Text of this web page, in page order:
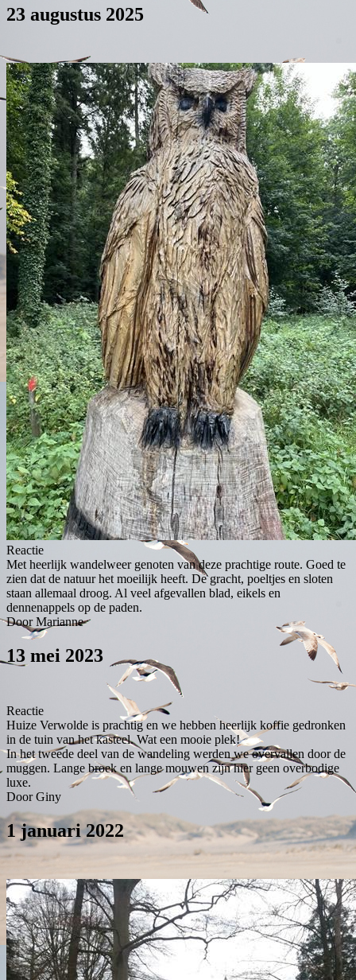
23 augustus 2025
Reactie
Met heerlijk wandelweer genoten van deze prachtige route. Goed te
zien dat de natuur het moeilijk heeft. De gracht, poeltjes en sloten
staan allemaal droog. Al veel afgevallen blad, eikels en
dennenappels op de paden.
Door Marianne
13 mei 2023
Reactie
Huize Verwolde is prachtig en we hebben heerlijk koffie gedronken
in de tuin van het kasteel. Wat een mooie plek!
In het tweede deel van de wandeling werden we overvallen door de
muggen. Lange broek en lange mouwen zijn hier geen overbodige
luxe.
Door Giny
1 januari 2022